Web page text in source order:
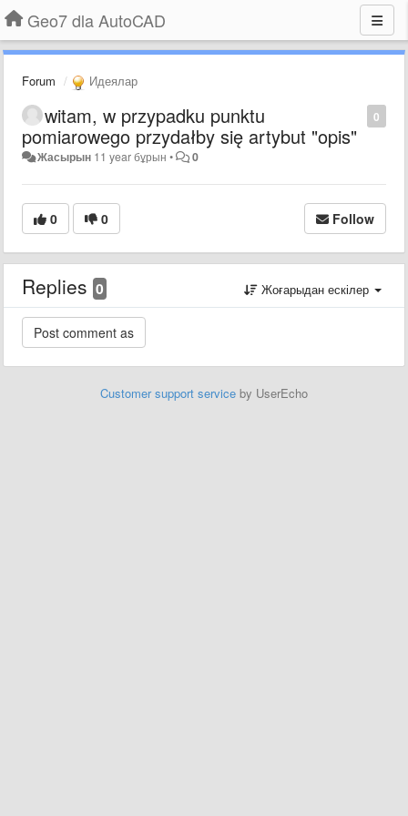
Geo7 dla AutoCAD
Forum Идеялар
0
witam, w przypadku punktu
pomiarowego przydałby się artybut "opis"
Жасырын 11 year бұрын • 0
0 0 Follow
Replies 0 Жоғарыдан ескілер
Customer support service by UserEcho